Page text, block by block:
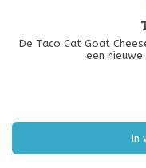
De Taco Cat Goat
een
Sla zo snel mogelijk
In